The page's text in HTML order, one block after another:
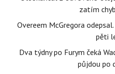
zatím
Overeem McGregora
pěti
Dva týdny po Furym čeká
půjdou po